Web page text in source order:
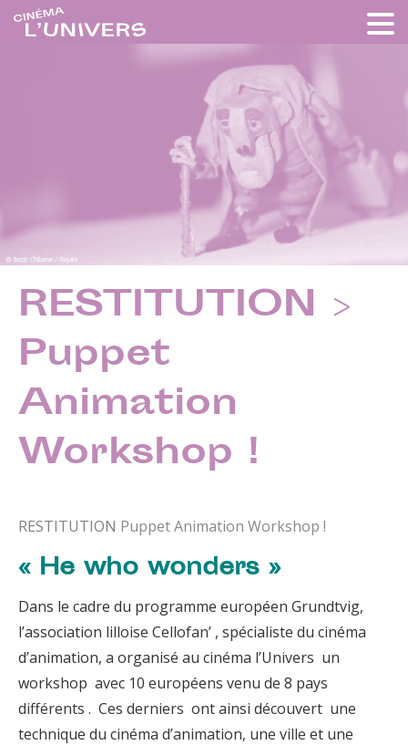
RESTITUTION >
Puppet
Animation
Workshop !
RESTITUTION Puppet Animation Workshop !
« He who wonders »
Dans le cadre du programme européen Grundtvig,
l’association lilloise Cellofan’ , spécialiste du cinéma
d’animation, a organisé au cinéma l’Univers un
workshop avec 10 européens venu de 8 pays
différents . Ces derniers ont ainsi découvert une
technique du cinéma d’animation, une ville et une